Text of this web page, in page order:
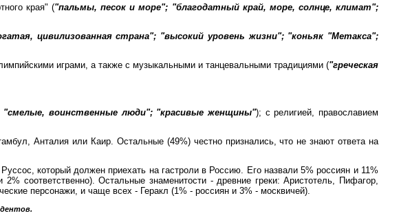
края" ("пальмы, песок и море"; "благодатный край, море, солнце, климат";
цивилизованная страна"; "высокий уровень жизни"; "коньяк "Метакса";
играми, а также с музыкальными и танцевальными традициями ("греческая
воинственные люди"; "красивые женщины"); с религией, православием
Анталия или Каир. Остальные (49%) честно признались, что не знают ответа на
который должен приехать на гастроли в Россию. Его назвали 5% россиян и 11%
соответственно). Остальные знаменитости - древние греки: Аристотель, Пифагор,
персонажи, и чаще всех - Геракл (1% - россиян и 3% - москвичей).